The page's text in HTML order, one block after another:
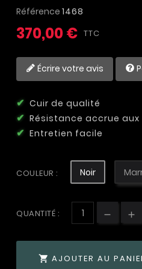
Référence 1468
370,00 € TTC
Écrire votre avis
Cuir de qualité
Résistance accrue
Entretien facile
COULEUR : Noir
QUANTITÉ :
 AJOUTER AU